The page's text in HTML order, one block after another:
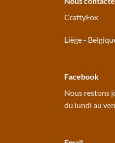
CraftyFox
Liège -
Facebook
Nous restons
du lundi au